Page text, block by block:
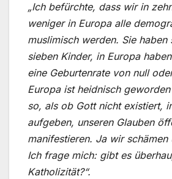
„Ich befürchte, dass wir in
weniger in Europa alle
muslimisch werden. Sie haben
sieben Kinder, in Europa
eine Geburtenrate von null
Europa ist heidnisch
so, als ob Gott nicht existiert,
aufgeben, unseren Glauben
manifestieren. Ja wir schämen
Ich frage mich: gibt es
Katholizität?“.